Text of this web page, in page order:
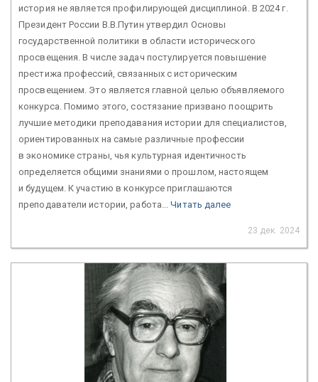
история не является профилирующей дисциплиной. В 2024 г.
Президент России В.В.Путин утвердил Основы
государственной политики в области исторического
просвещения. В числе задач постулируется повышение
престижа профессий, связанных с историческим
просвещением. Это является главной целью объявляемого
конкурса. Помимо этого, состязание призвано поощрить
лучшие методики преподавания истории для специалистов,
ориентированных на самые различные профессии
в экономике страны, чья культурная идентичность
определяется общими знаниями о прошлом, настоящем
и будущем. К участию в конкурсе приглашаются
преподаватели истории, работа...Читать далее
23 дек. 2024